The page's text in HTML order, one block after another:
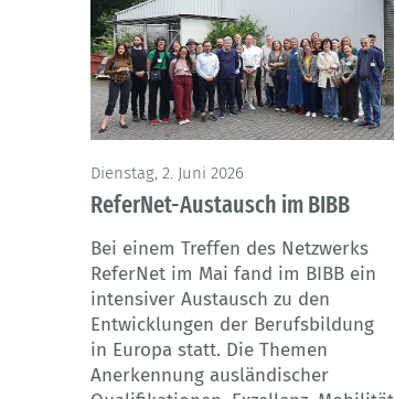
Dienstag, 2. Juni 2026
ReferNet-Austausch im BIBB
Bei einem Treffen des Netzwerks
ReferNet im Mai fand im BIBB ein
intensiver Austausch zu den
Entwicklungen der Berufsbildung
in Europa statt. Die Themen
Anerkennung ausländischer